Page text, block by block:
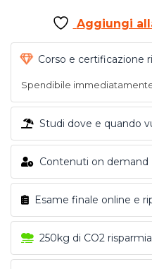
Aggiungi
Corso e certificazione
Spendibile
Studi dove e quando
Contenuti on demand
Esame finale online e
250kg di CO2